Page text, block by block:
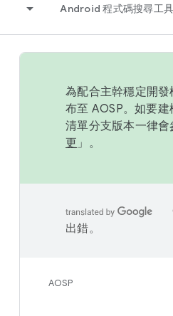
Android 程式碼搜尋工具
為配合主幹穩定開
布至 AOSP。如要
清單分支版本一律
更 」。
出錯。
AOSP